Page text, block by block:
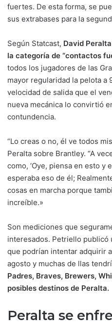
fuertes. De esta forma, se
sus extrabases para la
Según Statcast, David
la categoría de “contactos
todos los jugadores de las
mayor regularidad la pelota a
velocidad de salida que el
nueva mecánica lo convirtió
contundencia.
“Lo creas o no, él ve todos
Peralta sobre Brantley. “A
como, ‘Oye, piensa en esto y
esperaba eso de él;
cosas en marcha porque
increíble.»
Son mediciones que
interesados. Petriello publicó
que podrían intentar adquirir
agosto y muchas de llas
Padres, Braves, Brewers,
posibles destinos de Peralta.
Peralta se